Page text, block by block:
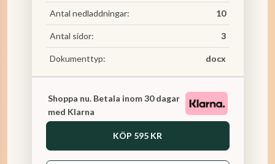
Antal nedladdningar: 10
Antal sidor: 3
Dokumenttyp: docx
Shoppa nu. Betala inom 30 dagar
med Klarna
KÖP 595 KR